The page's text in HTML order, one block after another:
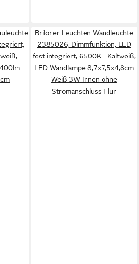
Briloner Leuchten Wandleuchte
2385026, Dimmfunktion, LED
fest integriert, 6500K - Kaltweiß,
LED Wandlampe 8,7x7,5x4,8cm
Weiß 3W Innen ohne
Stromanschluss Flur